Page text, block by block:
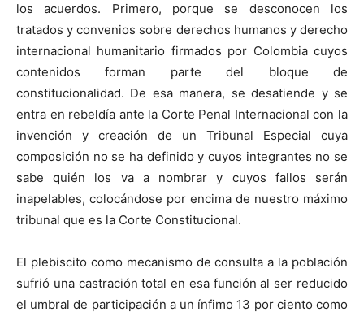
los acuerdos. Primero, porque se desconocen los
tratados y convenios sobre derechos humanos y derecho
internacional humanitario firmados por Colombia cuyos
contenidos forman parte del bloque de
constitucionalidad. De esa manera, se desatiende y se
entra en rebeldía ante la Corte Penal Internacional con la
invención y creación de un Tribunal Especial cuya
composición no se ha definido y cuyos integrantes no se
sabe quién los va a nombrar y cuyos fallos serán
inapelables, colocándose por encima de nuestro máximo
tribunal que es la Corte Constitucional.
El plebiscito como mecanismo de consulta a la población
sufrió una castración total en esa función al ser reducido
el umbral de participación a un ínfimo 13 por ciento como